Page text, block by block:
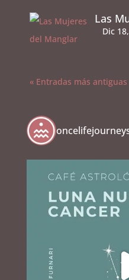
Las
Dic
« Entradas más antiguas